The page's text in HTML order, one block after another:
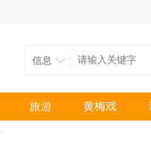
信息
旅游 黄梅戏